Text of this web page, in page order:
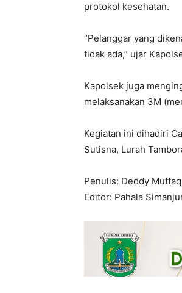
protokol kesehatan.
“Pelanggar yang
tidak ada,” ujar
Kapolsek juga
melaksanakan 3M
Kegiatan ini dihadiri
Sutisna, Lurah
Penulis: Deddy
Editor: Pahala